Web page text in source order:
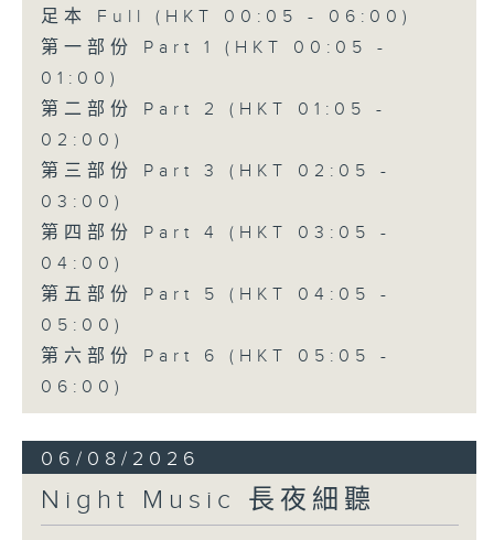
足本 Full (HKT 00:05 - 06:00)
第一部份 Part 1 (HKT 00:05 -
01:00)
第二部份 Part 2 (HKT 01:05 -
02:00)
第三部份 Part 3 (HKT 02:05 -
03:00)
第四部份 Part 4 (HKT 03:05 -
04:00)
第五部份 Part 5 (HKT 04:05 -
05:00)
第六部份 Part 6 (HKT 05:05 -
06:00)
06/08/2026
Night Music 長夜細聽